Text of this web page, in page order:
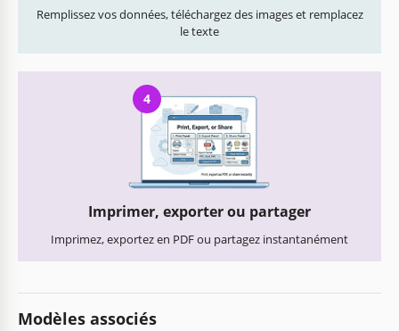
Remplissez vos données, téléchargez des images et remplacez
le texte
4
Imprimer, exporter ou partager
Imprimez, exportez en PDF ou partagez instantanément
Modèles associés